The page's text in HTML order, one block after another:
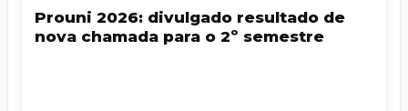
Prouni 2026: divulgado resultado de
nova chamada para o 2º semestre